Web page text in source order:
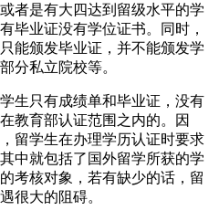
者是有大四达到留级水平的学
毕业证没有学位证书。同时，
能颁发毕业证，并不能颁发学
分私立院校等。
生只有成绩单和毕业证，没有
教育部认证范围之内的。因
留学生在办理学历认证时要求
中就包括了国外留学所获的学
考核对象，若有缺少的话，留
很大的阻碍。